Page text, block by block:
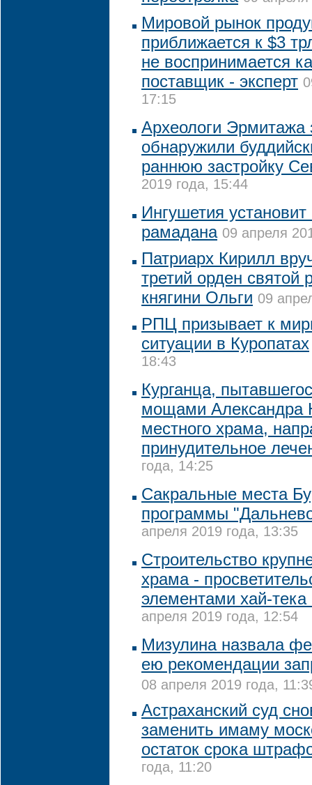
Мировой рынок
приближается к $3
не воспринимается
поставщик - эксперт
17:15
Археологи Эрмитажа
обнаружили
раннюю застройку
2019 года, 15:44
Ингушетия
рамадана 09 апреля
Патриарх Кирилл
третий орден святой
княгини Ольги 09
РПЦ призывает к
ситуации в Куропатах
18:43
Курганца,
мощами Александра
местного храма,
принудительное
года, 14:25
Сакральные места
программы
апреля 2019 года, 13:35
Строительство
храма -
элементами хай-
апреля 2019 года, 12:54
Мизулина назвала
ею рекомендации
08 апреля 2019 года,
Астраханский суд
заменить имаму
остаток срока
года, 11:20